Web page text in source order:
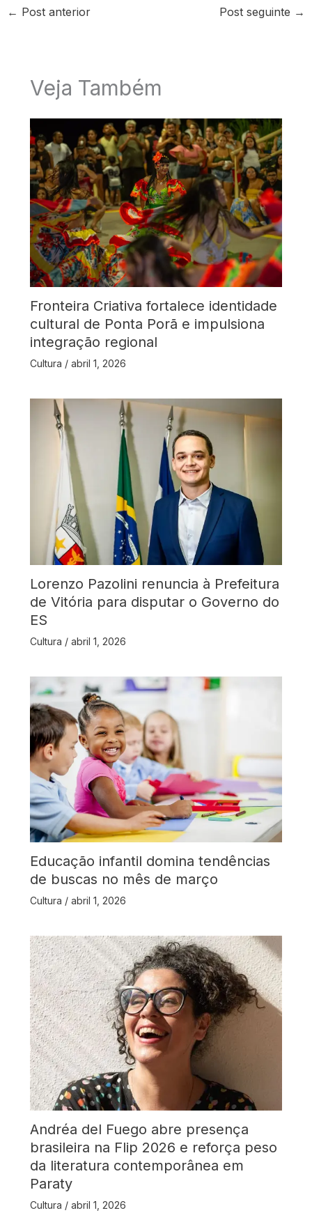
← Post anterior Post seguinte →
Veja Também
Fronteira Criativa fortalece identidade
cultural de Ponta Porã e impulsiona
integração regional
Cultura / abril 1, 2026
Lorenzo Pazolini renuncia à Prefeitura
de Vitória para disputar o Governo do
ES
Cultura / abril 1, 2026
Educação infantil domina tendências
de buscas no mês de março
Cultura / abril 1, 2026
Andréa del Fuego abre presença
brasileira na Flip 2026 e reforça peso
da literatura contemporânea em
Paraty
Cultura / abril 1, 2026